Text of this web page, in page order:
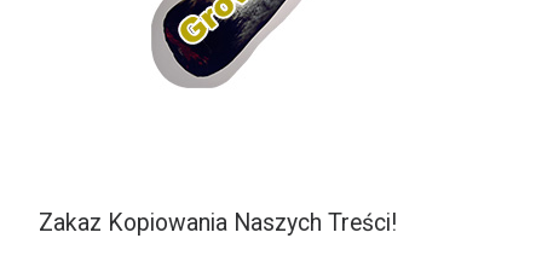
Zakaz Kopiowania Naszych Treści!